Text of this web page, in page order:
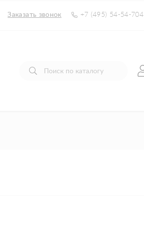
Заказать звонок +7 (495) 54-54-704